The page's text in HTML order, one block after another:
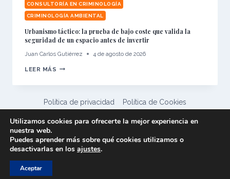
CONSULTORÍA EN CRIMINOLOGÍA
CRIMINOLOGÍA AMBIENTAL
Urbanismo táctico: la prueba de bajo coste que valida la
seguridad de un espacio antes de invertir
Juan Carlos Gutiérrez 4 de agosto de 2026
LEER MÁS URBANISMO
PRUEBA
BAJO
COSTE
VALIDA
DE
UN
ESPACIO
Política de privacidad
Política de Cookies
Utilizamos cookies para ofrecerte la mejor experiencia en
nuestra web.
Puedes aprender más sobre qué cookies utilizamos o
desactivarlas en los ajustes.
Aceptar